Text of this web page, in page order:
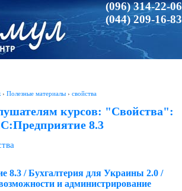
(096) 314-22-06
(044) 209-16-83
› Полезные материалы › свойства
курсов: "Свойства":
8.3
8.3 / Бухгалтерия для Украины 2.0 /
и администрирование